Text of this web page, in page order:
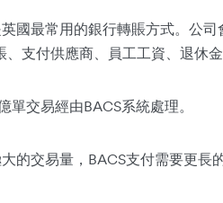
國最常用的銀行轉賬方式。公
支付供應商、員工工資、退休金
單交易經由BACS系統處理。
的交易量，BACS支付需要更長